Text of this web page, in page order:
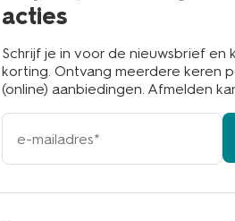
acties
Schrijf je in voor de nieuwsbrief en
korting. Ontvang meerdere keren
(online) aanbiedingen. Afmelden
e-
mailadres